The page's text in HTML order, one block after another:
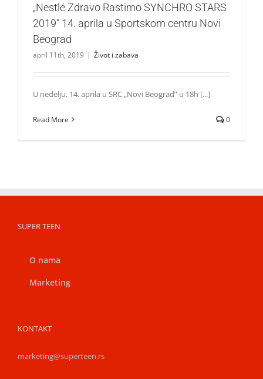
„Nestlé Zdravo Rastimo SYNCHRO STARS
2019” 14. aprila u Sportskom centru Novi
Beograd
april 11th, 2019 | Život i zabava
U nedelju, 14. aprila u SRC „Novi Beograd” u 18h [...]
Read More 0
SUPER TEEN
O nama
Marketing
KONTAKT
marketing@superteen.rs